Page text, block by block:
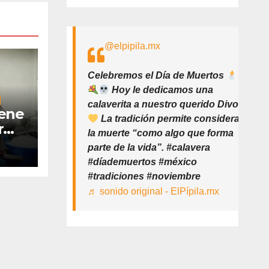
@elpipila.mx
Celebremos el Día de Muertos
Hoy le dedicamos una
calaverita a nuestro querido Divo
La tradición permite considerar
la muerte “como algo que forma
parte de la vida”. #calavera
#díademuertos #méxico
#tradiciones #noviembre
♬ sonido original - ElPípila.mx